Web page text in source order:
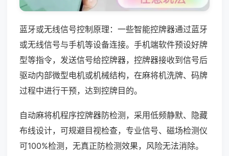
蓝牙或无线信号控制原理：一些智能控牌器通过蓝牙
或无线信号与手机等设备连接。手机端软件预设好牌
型等指令，发送信号给控牌器，控牌器接收到信号后
驱动内部微型电机或机械结构，在麻将机洗牌、码牌
过程中进行干预，达到控牌目的。
自动麻将机程序控牌器防检测，采用低频静默、隐藏
布线设计，可规避目视检查，专业信号、磁场检测仪
可100%检测，无真正防检测效果，风险无法消除。